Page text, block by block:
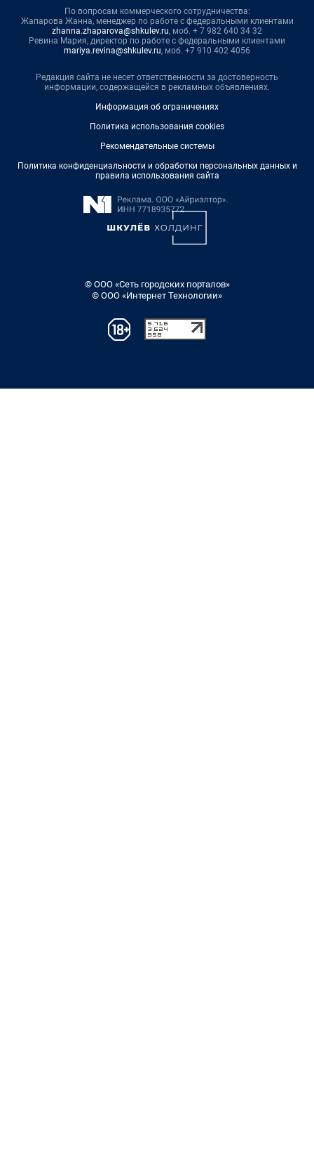
По вопросам коммерческого сотрудничества:
Жапарова Жанна, менеджер по работе с федеральными клиентами
zhanna.zhaparova@shkulev.ru, моб. + 7 982 640 34 32
Ревина Мария, директор по работе с федеральными клиентами
mariya.revina@shkulev.ru, моб. +7 910 402 4056
Редакция сайта не несет ответственности за достоверность
информации, содержащейся в рекламных объявлениях.
Информация об ограничениях
Политика использования cookies
Рекомендательные системы
Политика конфиденциальности и обработки персональных данных и
правила использования сайта
© ООО «Сеть городских порталов»
© ООО «Интернет Технологии»